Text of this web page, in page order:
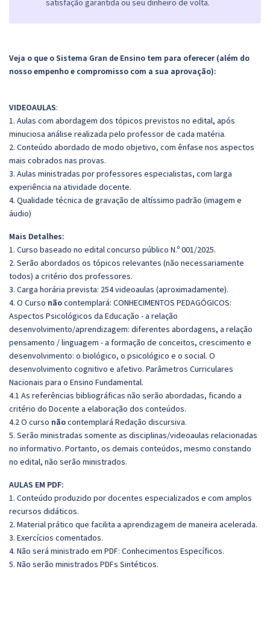
satisfação garantida ou seu dinheiro de volta.
Veja o que o Sistema Gran de Ensino tem para oferecer (além do
nosso empenho e compromisso com a sua aprovação):
VIDEOAULAS:
1. Aulas com abordagem dos tópicos previstos no edital, após
minuciosa análise realizada pelo professor de cada matéria.
2. Conteúdo abordado de modo objetivo, com ênfase nos aspectos
mais cobrados nas provas.
3. Aulas ministradas por professores especialistas, com larga
experiência na atividade docente.
4. Qualidade técnica de gravação de altíssimo padrão (imagem e
áudio)
Mais Detalhes:
1. Curso baseado no edital concurso público N.º 001/2025.
2. Serão abordados os tópicos relevantes (não necessariamente
todos) a critério dos professores.
3. Carga horária prevista: 254 videoaulas (aproximadamente).
4. O Curso nãocontemplará: CONHECIMENTOS PEDAGÓGICOS:
Aspectos Psicológicos da Educação - a relação
desenvolvimento/aprendizagem: diferentes abordagens, a relação
pensamento / linguagem - a formação de conceitos, crescimento e
desenvolvimento: o biológico, o psicológico e o social. O
desenvolvimento cognitivo e afetivo. Parâmetros Curriculares
Nacionais para o Ensino Fundamental.
4.1 As referências bibliográficas não serão abordadas, ficando a
critério do Docente a elaboração dos conteúdos.
4.2 O curso nãocontemplará Redação discursiva.
5. Serão ministradas somente as disciplinas/videoaulas relacionadas
no informativo. Portanto, os demais conteúdos, mesmo constando
no edital, não serão ministrados.
AULAS EM PDF:
1. Conteúdo produzido por docentes especializados e com amplos
recursos didáticos.
2. Material prático que facilita a aprendizagem de maneira acelerada.
3. Exercícios comentados.
4. Não será ministrado em PDF: Conhecimentos Específicos.
5. Não serão ministrados PDFs Sintéticos.